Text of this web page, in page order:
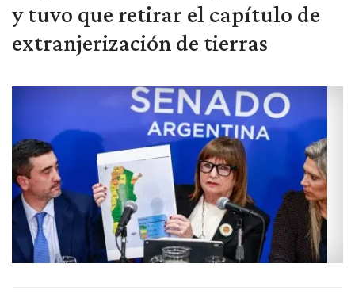
y tuvo que retirar el capítulo de
extranjerización de tierras